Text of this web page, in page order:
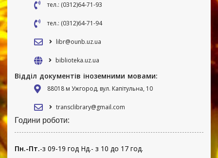
тел.: (0312)64-71-93
тел.: (0312)64-71-94
libr@ounb.uz.ua
biblioteka.uz.ua
Відділ документів іноземними мовами:
88018 м Ужгород, вул. Капітульна, 10
transclibrary@gmail.com
Години роботи:
Пн.-Пт.-з 09-19 год Нд.- з 10 до 17 год.